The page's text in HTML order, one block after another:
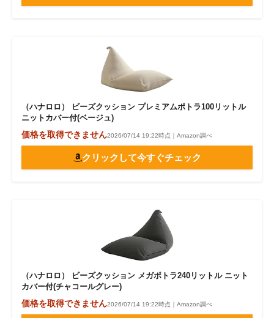
（ハナロロ） ビーズクッション プレミアムポトラ100リットル
ニットカバー付(ベージュ)
価格を取得できません2026/07/14 19:22時点｜Amazon調べ
クリックして今すぐチェック
（ハナロロ） ビーズクッション メガポトラ240リットル ニット
カバー付(チャコールグレー)
価格を取得できません2026/07/14 19:22時点｜Amazon調べ